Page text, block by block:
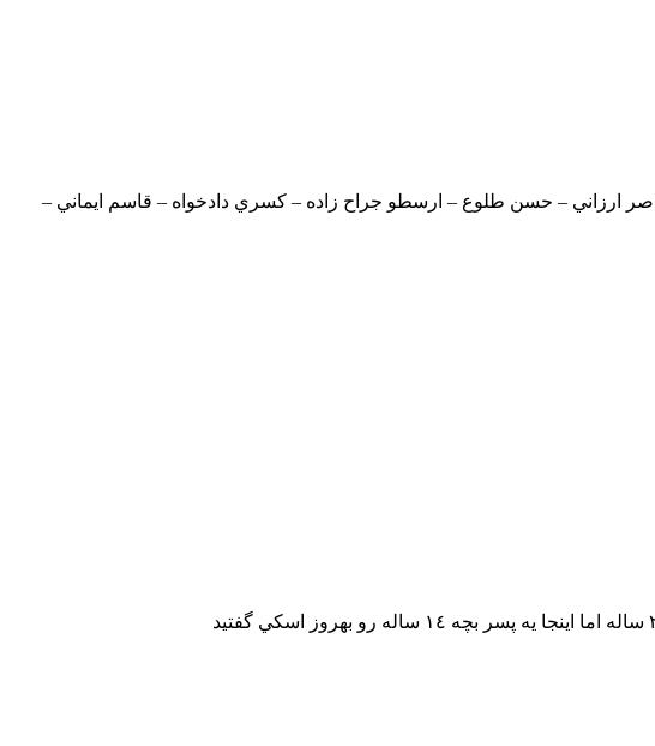
– حسن طلوع – ارسطو جراح زاده – کسري دادخواه – قاسم ايماني –